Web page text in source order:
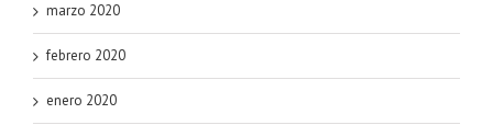
marzo 2020
febrero 2020
enero 2020